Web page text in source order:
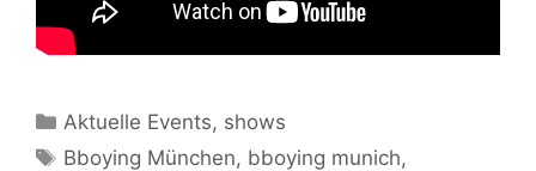
Kategorien
Aktuelle Events, shows
Schlagwörter
Bboying München, bboying munich,